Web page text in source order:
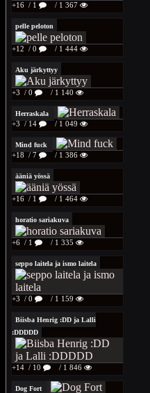
+16 / 1 / 1 367
pelle peloton
+12 / 0 / 1 444
Aku järkyttyy
+3 / 0 / 1 140
Herraskala
+3 / 14 / 1 049
Mind fuck
+18 / 7 / 1 386
ääniä yössä
+16 / 1 / 1 464
horatio sariakuva
+6 / 1 / 1 335
seppo laitela ja ismo laitela
+3 / 0 / 1 159
Biisba Henrig :DD ja Lalli
:DDDDD
+14 / 10 / 1 846
Dog Fort